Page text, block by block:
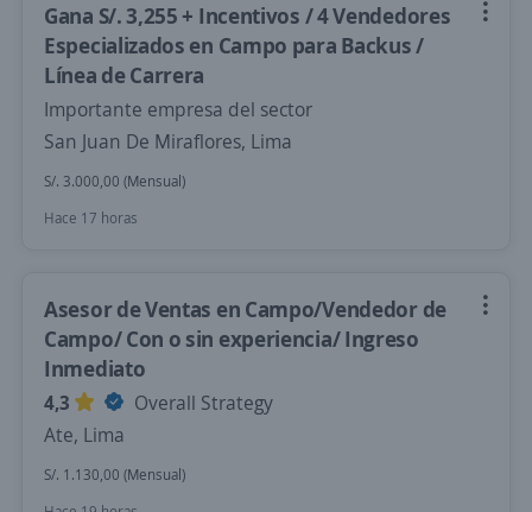
Gana S/. 3,255 + Incentivos / 4 Vendedores
Especializados en Campo para Backus /
Línea de Carrera
Importante empresa del sector
San Juan De Miraflores, Lima
S/. 3.000,00 (Mensual)
Hace 17 horas
Asesor de Ventas en Campo/Vendedor de
Campo/ Con o sin experiencia/ Ingreso
Inmediato
4,3
Overall Strategy
Ate, Lima
S/. 1.130,00 (Mensual)